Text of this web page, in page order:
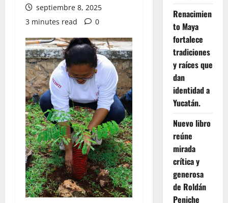
septiembre 8, 2025
3 minutes read
0
Renacimien
to Maya
fortalece
tradiciones
y raíces que
dan
identidad a
Yucatán.
Nuevo libro
reúne
mirada
crítica y
generosa
de Roldán
Peniche